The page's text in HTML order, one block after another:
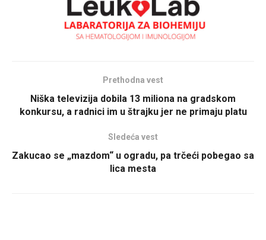
Prethodna vest
Niška televizija dobila 13 miliona na gradskom
konkursu, a radnici im u štrajku jer ne primaju platu
Sledeća vest
Zakucao se „mazdom“ u ogradu, pa trčeći pobegao sa
lica mesta